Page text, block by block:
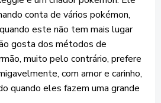
conta de vários pokémon,
este não tem mais lugar
gosta dos métodos de
muito pelo contrário, prefere
com amor e carinho,
quando eles fazem uma grande